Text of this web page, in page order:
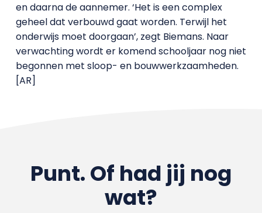
en daarna de aannemer. ‘Het is een complex
geheel dat verbouwd gaat worden. Terwijl het
onderwijs moet doorgaan’, zegt Biemans. Naar
verwachting wordt er komend schooljaar nog niet
begonnen met sloop- en bouwwerkzaamheden.
[AR]
Punt. Of had jij nog
wat?